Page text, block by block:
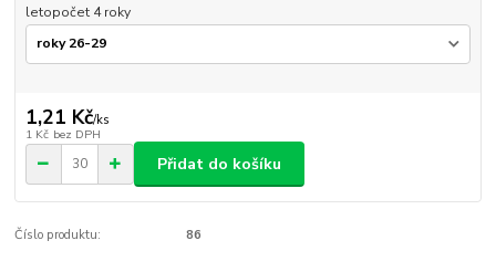
letopočet 4 roky
1,21 Kč/ks
1 Kč bez DPH
Přidat do košíku
Číslo produktu: 86